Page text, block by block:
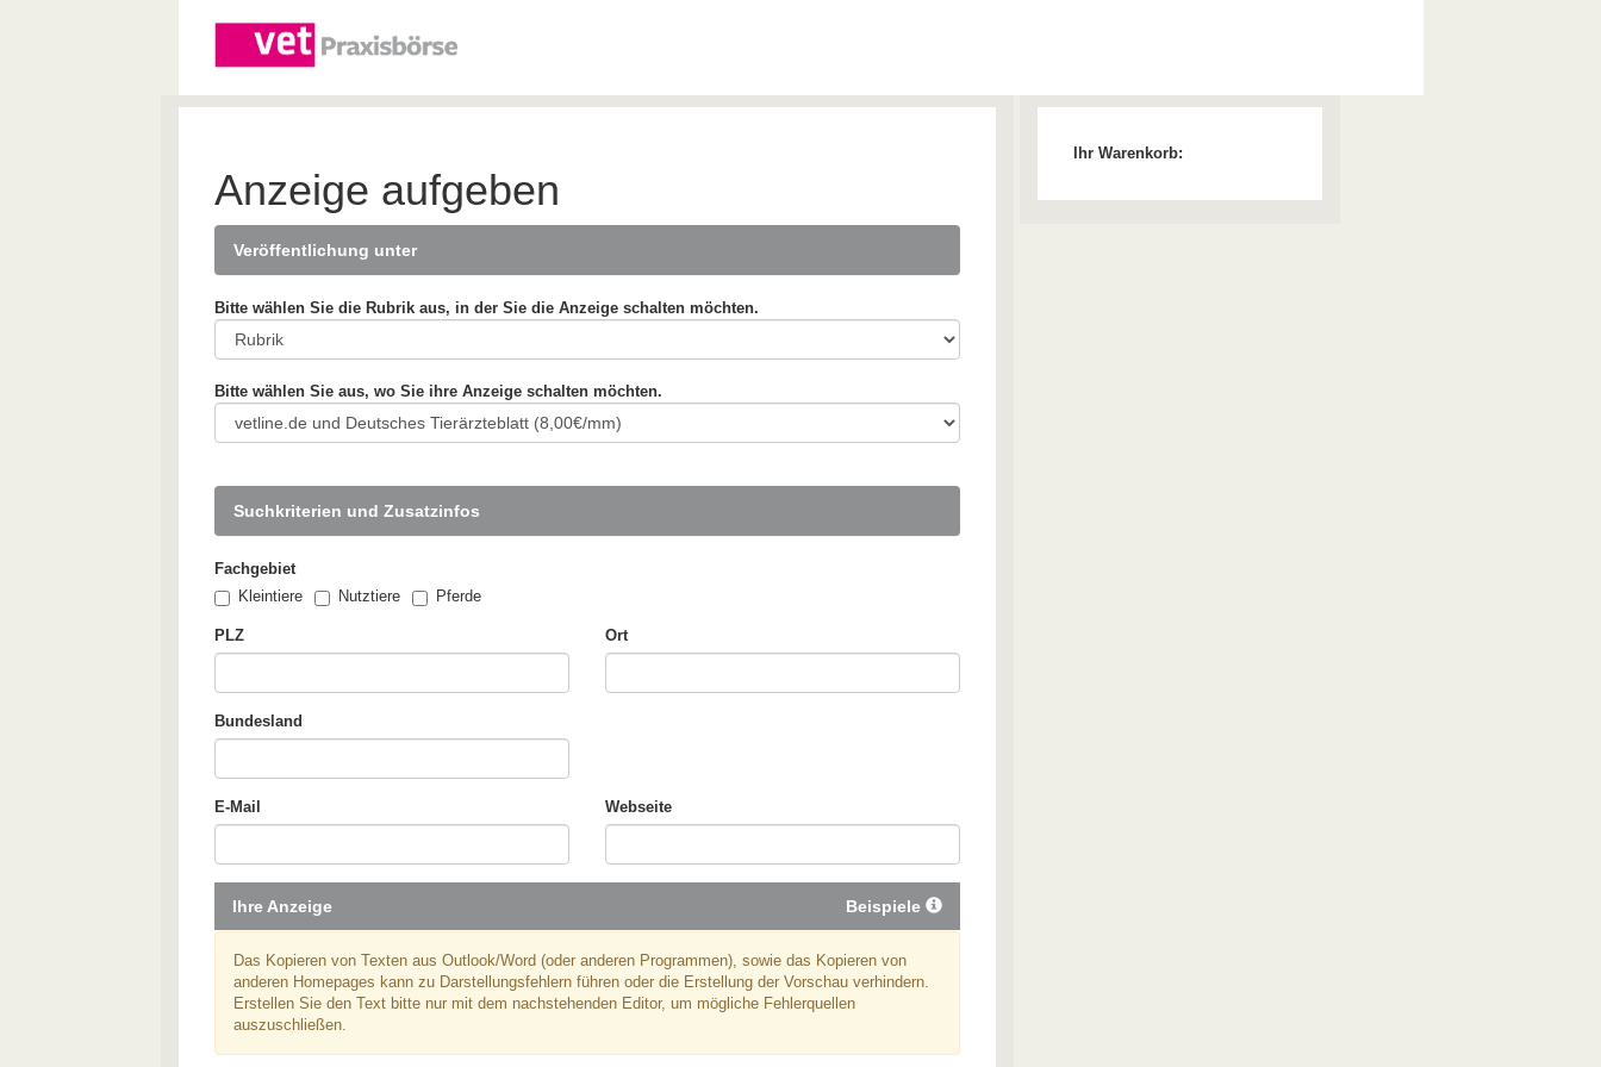
Anzeige aufgeben
Veröffentlichung unter
Bitte wählen Sie die Rubrik aus, in der Sie die Anzeige schalten möchten.
Bitte wählen Sie aus, wo Sie ihre Anzeige schalten möchten.
Suchkriterien und Zusatzinfos
Fachgebiet
Kleintiere
Nutztiere Pferde
PLZ Ort
Bundesland
E-Mail Webseite
Ihre Anzeige Beispiele
Das Kopieren von Texten aus Outlook/Word (oder anderen Programmen), sowie das Kopieren von
anderen Homepages kann zu Darstellungsfehlern führen oder die Erstellung der Vorschau verhindern.
Erstellen Sie den Text bitte nur mit dem nachstehenden Editor, um mögliche Fehlerquellen
auszuschließen.
Ihr Warenkorb: